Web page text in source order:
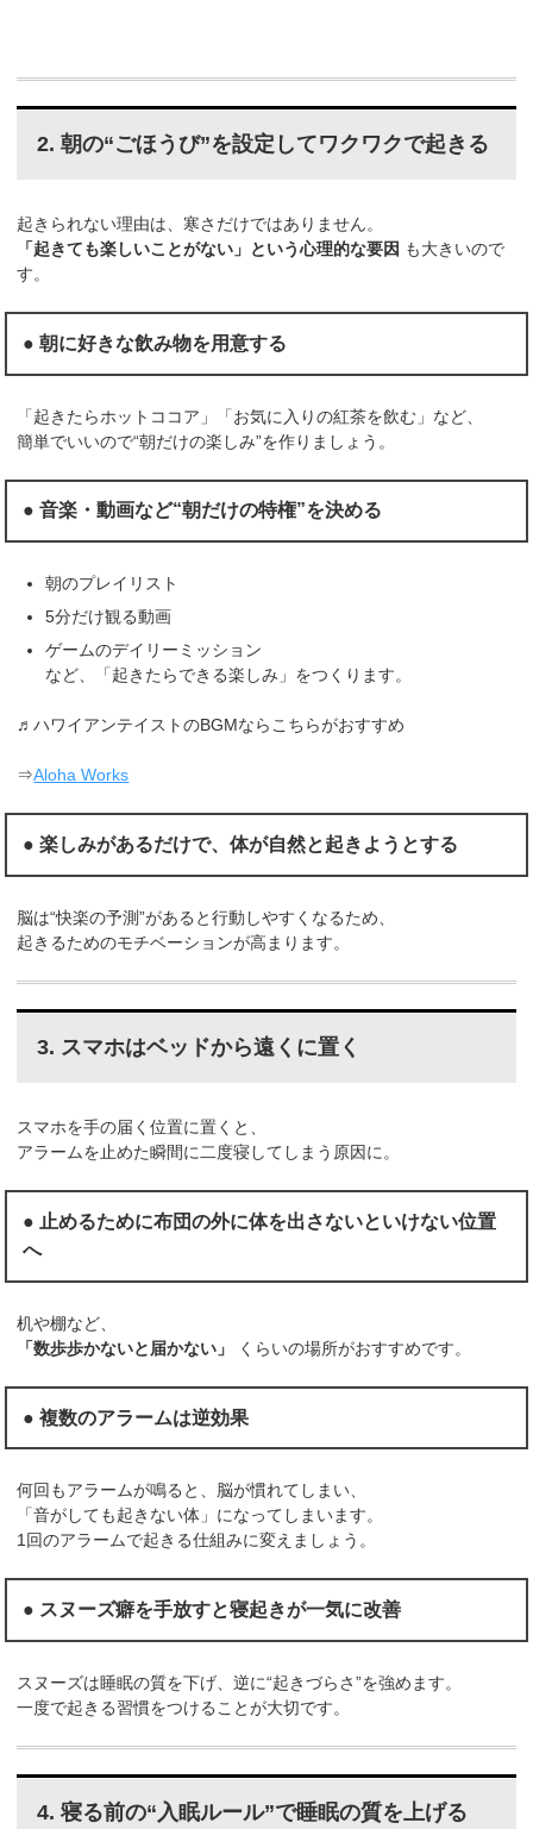
2. 朝の“ごほうび”を設定してワクワクで起きる
起きられない理由は、寒さだけではありません。
「起きても楽しいことがない」という心理的な要因 も大きいので
す。
● 朝に好きな飲み物を用意する
「起きたらホットココア」「お気に入りの紅茶を飲む」など、
簡単でいいので“朝だけの楽しみ”を作りましょう。
● 音楽・動画など“朝だけの特権”を決める
朝のプレイリスト
5分だけ観る動画
ゲームのデイリーミッション
など、「起きたらできる楽しみ」をつくります。
♬ハワイアンテイストのBGMならこちらがおすすめ
⇒Aloha Works
● 楽しみがあるだけで、体が自然と起きようとする
脳は“快楽の予測”があると行動しやすくなるため、
起きるためのモチベーションが高まります。
3. スマホはベッドから遠くに置く
スマホを手の届く位置に置くと、
アラームを止めた瞬間に二度寝してしまう原因に。
● 止めるために布団の外に体を出さないといけない位置
へ
机や棚など、
「数歩歩かないと届かない」
くらいの場所がおすすめです。
● 複数のアラームは逆効果
何回もアラームが鳴ると、脳が慣れてしまい、
「音がしても起きない体」になってしまいます。
1回のアラームで起きる仕組みに変えましょう。
● スヌーズ癖を手放すと寝起きが一気に改善
スヌーズは睡眠の質を下げ、逆に“起きづらさ”を強めます。
一度で起きる習慣をつけることが大切です。
4. 寝る前の“入眠ルール”で睡眠の質を上げる